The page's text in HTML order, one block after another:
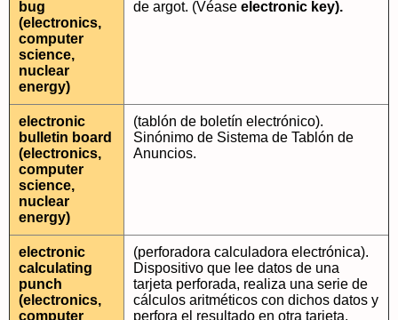
bug
(electronics,
computer
science,
nuclear
energy)
de argot. (Véase electronic key).
electronic
bulletin board
(electronics,
computer
science,
nuclear
energy)
(tablón de boletín electrónico).
Sinónimo de Sistema de Tablón de
Anuncios.
electronic
calculating
punch
(electronics,
computer
(perforadora calculadora electrónica).
Dispositivo que lee datos de una
tarjeta perforada, realiza una serie de
cálculos aritméticos con dichos datos y
perfora el resultado en otra tarjeta.